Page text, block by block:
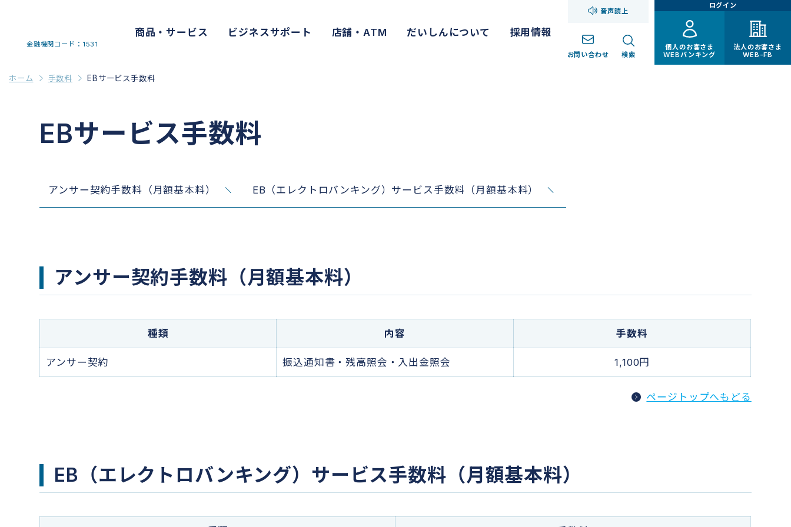
金融機関コード：1531
商品・サービス ビジネスサポート 店舗・ATM だいしんについて 採用情報
音声読上
お問い合わせ 検索
ログイン
個人のお客さま
WEBバンキング
法人のお客さま
WEB-FB
ホーム 手数料 EBサービス手数料
EBサービス手数料
アンサー契約手数料（月額基本料） EB（エレクトロバンキング）サービス手数料（月額基本料）
アンサー契約手数料（月額基本料）
種類 内容 手数料
アンサー契約 振込通知書・残高照会・入出金照会 1,100円
ページトップへもどる
EB（エレクトロバンキング）サービス手数料（月額基本料）